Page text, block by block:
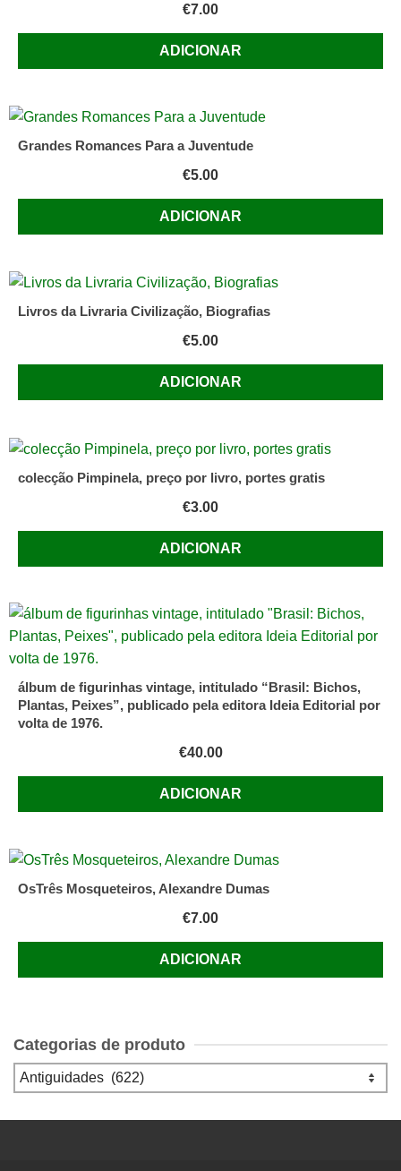
€7.00
ADICIONAR
Grandes Romances Para a Juventude
€5.00
ADICIONAR
Livros da Livraria Civilização, Biografias
€5.00
ADICIONAR
colecção Pimpinela, preço por livro, portes gratis
€3.00
ADICIONAR
álbum de figurinhas vintage, intitulado “Brasil: Bichos,
Plantas, Peixes”, publicado pela editora Ideia Editorial por
volta de 1976.
€40.00
ADICIONAR
OsTrês Mosqueteiros, Alexandre Dumas
€7.00
ADICIONAR
Categorias de produto